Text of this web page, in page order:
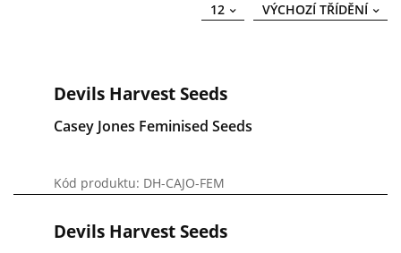
VÝCHOZÍ TŘÍDĚNÍ
12
Devils Harvest Seeds
Casey Jones Feminised Seeds
Kód produktu: DH-CAJO-FEM
Devils Harvest Seeds